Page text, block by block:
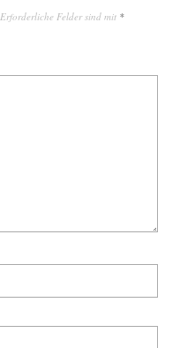
Erforderliche Felder sind mit *